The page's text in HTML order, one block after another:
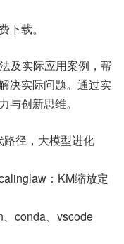
载。
及实际应用案例，帮
决实际问题。通过实
创新思维。
径，大模型进化
：KM缩放定
conda、vscode